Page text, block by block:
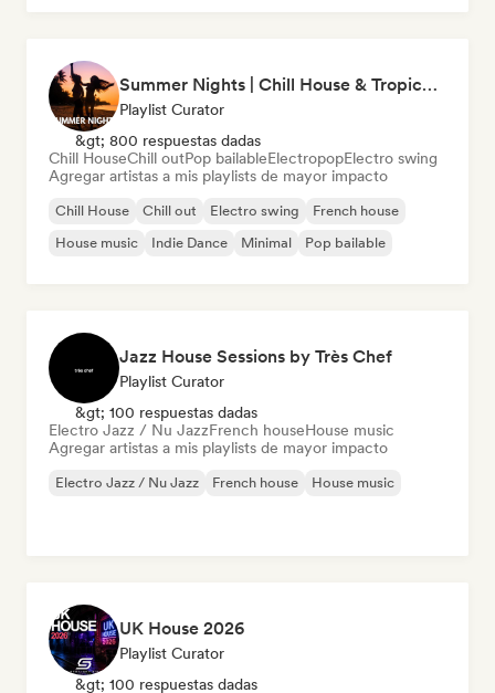
Summer Nights | Chill House & Tropical Beats
Playlist Curator
&gt; 800 respuestas dadas
Chill HouseChill outPop bailableElectropopElectro swing
Agregar artistas a mis playlists de mayor impacto
Chill House Chill out Electro swing
French house
House music
Indie Dance Minimal Pop bailable
Jazz House Sessions by Très Chef
Playlist Curator
&gt; 100 respuestas dadas
Electro Jazz / Nu JazzFrench houseHouse music
Agregar artistas a mis playlists de mayor impacto
Electro Jazz / Nu Jazz French house House music
UK House 2026
Playlist Curator
&gt; 100 respuestas dadas